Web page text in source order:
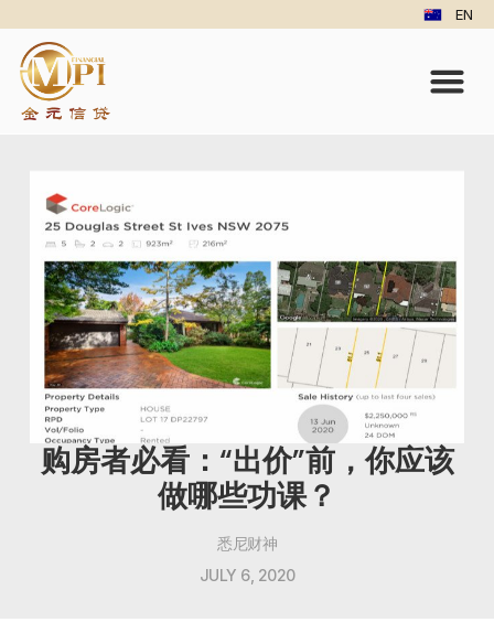
EN
购房者必看：“出价”前，你应该
做哪些功课？
悉尼财神
JULY 6, 2020